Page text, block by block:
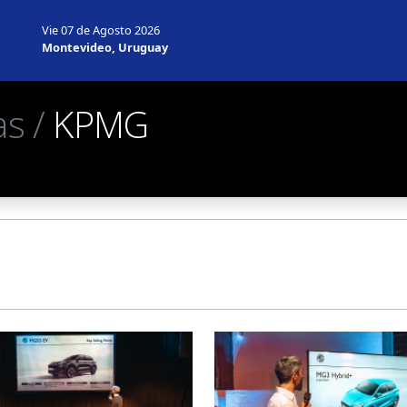
Vie 07 de Agosto 2026
Montevideo, Uruguay
/ KPMG